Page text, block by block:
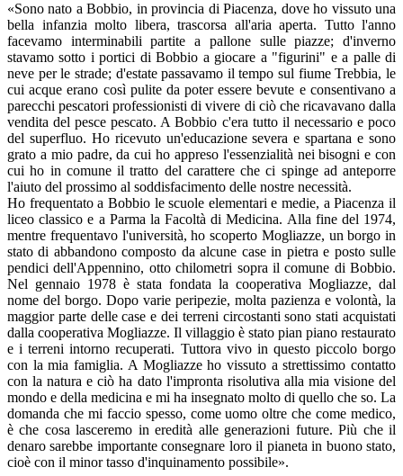
«Sono nato a Bobbio, in provincia di Piacenza, dove ho vissuto una
bella infanzia molto libera, trascorsa all'aria aperta. Tutto l'anno
facevamo interminabili partite a pallone sulle piazze; d'inverno
stavamo sotto i portici di Bobbio a giocare a "figurini" e a palle di
neve per le strade; d'estate passavamo il tempo sul fiume Trebbia, le
cui acque erano così pulite da poter essere bevute e consentivano a
parecchi pescatori professionisti di vivere di ciò che ricavavano dalla
vendita del pesce pescato. A Bobbio c'era tutto il necessario e poco
del superfluo. Ho ricevuto un'educazione severa e spartana e sono
grato a mio padre, da cui ho appreso l'essenzialità nei bisogni e con
cui ho in comune il tratto del carattere che ci spinge ad anteporre
l'aiuto del prossimo al soddisfacimento delle nostre necessità.
Ho frequentato a Bobbio le scuole elementari e medie, a Piacenza il
liceo classico e a Parma la Facoltà di Medicina. Alla fine del 1974,
mentre frequentavo l'università, ho scoperto Mogliazze, un borgo in
stato di abbandono composto da alcune case in pietra e posto sulle
pendici dell'Appennino, otto chilometri sopra il comune di Bobbio.
Nel gennaio 1978 è stata fondata la cooperativa Mogliazze, dal
nome del borgo. Dopo varie peripezie, molta pazienza e volontà, la
maggior parte delle case e dei terreni circostanti sono stati acquistati
dalla cooperativa Mogliazze. Il villaggio è stato pian piano restaurato
e i terreni intorno recuperati. Tuttora vivo in questo piccolo borgo
con la mia famiglia. A Mogliazze ho vissuto a strettissimo contatto
con la natura e ciò ha dato l'impronta risolutiva alla mia visione del
mondo e della medicina e mi ha insegnato molto di quello che so. La
domanda che mi faccio spesso, come uomo oltre che come medico,
è che cosa lasceremo in eredità alle generazioni future. Più che il
denaro sarebbe importante consegnare loro il pianeta in buono stato,
cioè con il minor tasso d'inquinamento possibile».